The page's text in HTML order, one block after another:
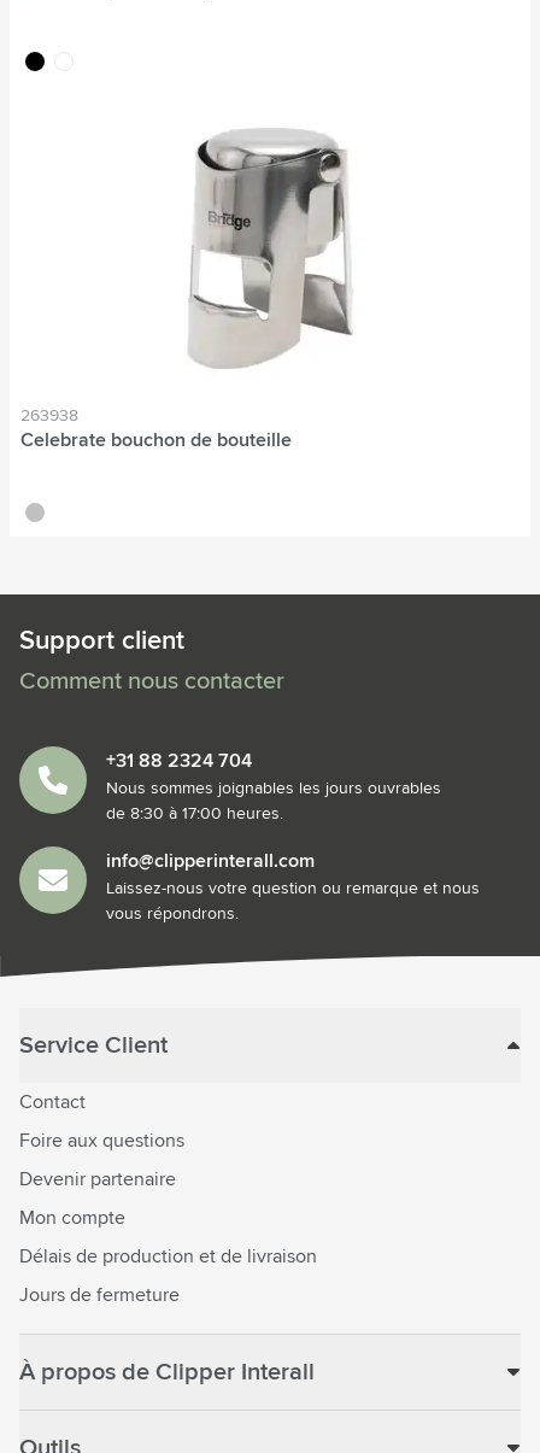
noir blanc
263938
Celebrate bouchon de bouteille
argenté
Support client
Comment nous contacter
+31 88 2324 704
Nous sommes joignables les jours ouvrables
de 8:30 à 17:00 heures.
info@clipperinterall.com
Laissez-nous votre question ou remarque et nous
vous répondrons.
Service Client
Contact
Foire aux questions
Devenir partenaire
Mon compte
Délais de production et de livraison
Jours de fermeture
À propos de Clipper Interall
Outils